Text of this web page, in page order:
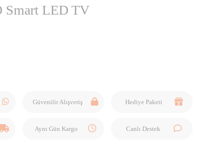
Smart LED TV
Güvenilir Alışveriş Hediye Paketi
Aynı Gün Kargo Canlı Destek